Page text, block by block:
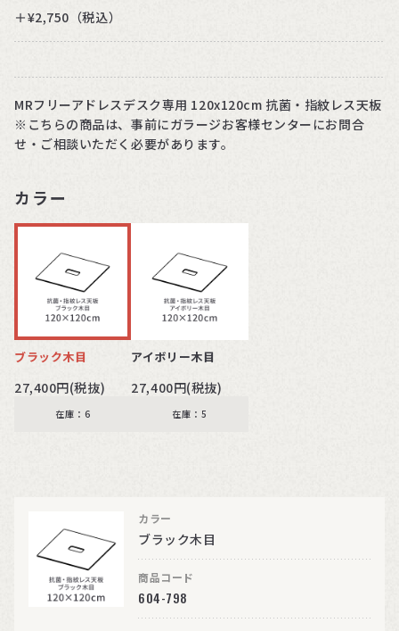
＋¥2,750（税込）
MRフリーアドレスデスク専用 120x120cm 抗菌・指紋レス天板
※こちらの商品は、事前にガラージお客様センターにお問合
せ・ご相談いただく必要があります。
カラー
ブラック木目
27,400円(税抜)
在庫：6
アイボリー木目
27,400円(税抜)
在庫：5
カラー
ブラック木目
商品コード
604-798